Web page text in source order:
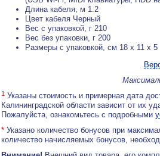
Длина кабеля, м 1.2
Цвет кабеля Черный
Вес с упаковкой, г 210
Вес без упаковки, г 200
Размеры с упаковкой, см 18 x 11 x 5
1 Указаны стоимость и примерная дата
Калининградской области зависит от их
Пожалуйста, ознакомьтесь с подробными
* Указано количество бонусов при
количество начисляемых бонусов,